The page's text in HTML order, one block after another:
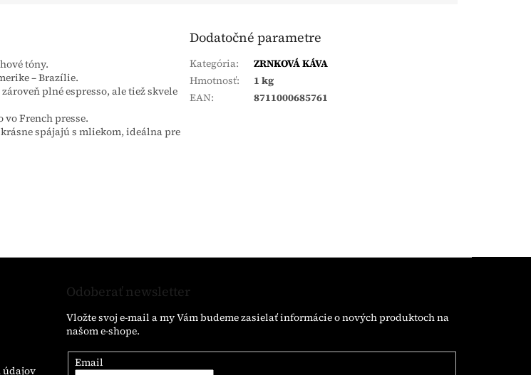
tóny.
– Brazílie.
plné espresso, ale tiež skvele
French presse.
spájajú s mliekom, ideálna pre
Dodatočné parametre
Kategória:
ZRNKOVÁ KÁVA
Hmotnosť:
1 kg
EAN: 8711000685761
údajov
Odoberať newsletter
Vložte svoj e-mail a my Vám budeme zasielať informácie o nových produktoch na
našom e-shope.
Email